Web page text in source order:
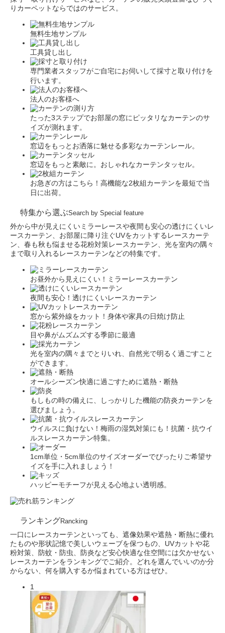
りカーペットならではのサービス。
無料生地サンプル
工具貸し出し
専門業者スタッフがご自宅にお伺いして採寸と取り付けを
行います。
法人のお客様へ
たった3ステップでお部屋の窓にピッタリなカーテンのサ
イズが測れます。
窓辺をもっとお洒落に魅せる多彩なカーテンレール。
窓辺をもっと素敵に。おしゃれなカーテンタッセル。
お急ぎの方はこちら！高機能な2枚組カーテンを最短で当
日に出荷。
特集から選ぶSearch by Special feature
外から中が見えにくいミラーレースや夜間も安心の透けにくいレ
ースカーテン、お部屋に降り注ぐUVをカットするレースカーテ
ン、春も秋も悩ませる花粉対策レースカーテン、光を室内の隅々
まで取り入れるレースカーテンなどの特集です。
お昼外から見えにくい！ミラーレースカーテン
夜間も安心！透けにくいレースカーテン
窓から紫外線をカット！身体や家具の日焼け防止
目や鼻がムズムズする季節に最適
光を室内の隅々までとりいれ、自然光で明るく過ごすこと
ができます。
オールシーズン快適に過ごすために遮熱・断熱
もしもの時の備えに、しっかりした機能の防炎カーテンを
選びましょう。
ウイルスに負けない！梅雨の湿気対策にも！抗菌・抗ウイ
ルスレースカーテン特集。
1cm単位・5cm単位のサイズオーダーでぴったりご希望サ
イズを手に入れましょう！
ハッピーモチーフが見える心地よい透明感。
ランキングRancking
一口にレースカーテンといっても、遮像効果や遮熱・断熱に優れ
たものや形状記憶で美しいウェーブを保つもの、UVカットや花
粉対策、防蚊・防虫、防炎など安心快適な住空間には欠かせない
レースカーテンをランキングでご紹介。どれを選んでいいのか分
からない、何を購入するか悩まれている方はぜひ。
1